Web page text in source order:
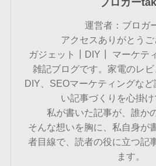
運営者：ブロガ
アクセスありがとうご
ガジェット┃DIY┃ マーケテ
雑記ブログです。家電のレ
DIY、SEOマーケティングな
い記事づくりを心掛け
私が書いた記事が、誰か
そんな想いを胸に、私自身が
者目線で、読者の役に立つ記
ます。